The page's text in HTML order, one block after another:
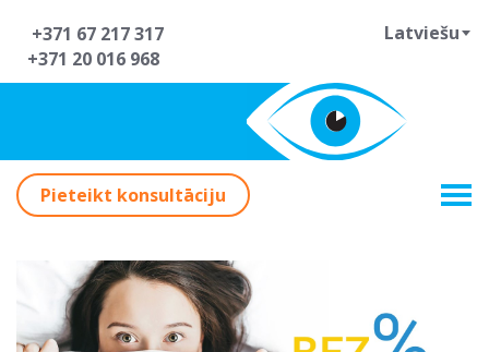
+371 67 217 317
+371 20 016 968
Latviešu
Pieteikt konsultāciju